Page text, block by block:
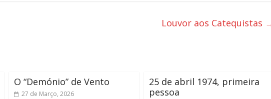
Louvor aos Catequistas
O “Demónio” de Vento
27 de Março, 2026
25 de abril 1974, primeira
pessoa